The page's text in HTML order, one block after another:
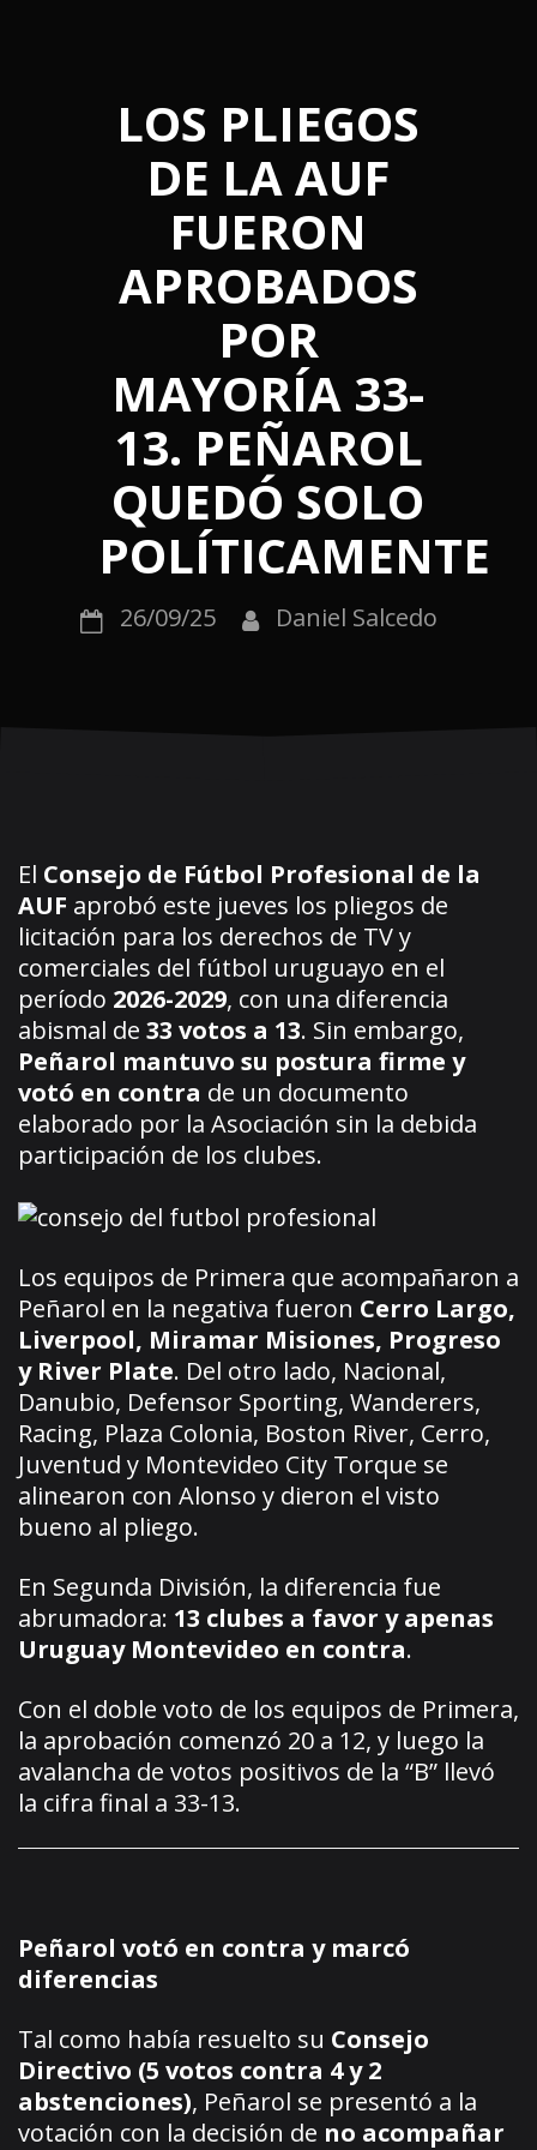
LOS PLIEGOS
DE LA AUF
FUERON
APROBADOS
POR
MAYORÍA 33-
13. PEÑAROL
QUEDÓ SOLO
POLÍTICAMENTE
26/09/25 Daniel Salcedo
El Consejo de Fútbol Profesional de la
AUF aprobó este jueves los pliegos de
licitación para los derechos de TV y
comerciales del fútbol uruguayo en el
período 2026-2029, con una diferencia
abismal de 33 votos a 13. Sin embargo,
Peñarol mantuvo su postura firme y
votó en contra de un documento
elaborado por la Asociación sin la debida
participación de los clubes.
Los equipos de Primera que acompañaron a
Peñarol en la negativa fueron Cerro Largo,
Liverpool, Miramar Misiones, Progreso
y River Plate. Del otro lado, Nacional,
Danubio, Defensor Sporting, Wanderers,
Racing, Plaza Colonia, Boston River, Cerro,
Juventud y Montevideo City Torque se
alinearon con Alonso y dieron el visto
bueno al pliego.
En Segunda División, la diferencia fue
abrumadora: 13 clubes a favor y apenas
Uruguay Montevideo en contra.
Con el doble voto de los equipos de Primera,
la aprobación comenzó 20 a 12, y luego la
avalancha de votos positivos de la “B” llevó
la cifra final a 33-13.
Peñarol votó en contra y marcó
diferencias
Tal como había resuelto su Consejo
Directivo (5 votos contra 4 y 2
abstenciones), Peñarol se presentó a la
votación con la decisión de no acompañar